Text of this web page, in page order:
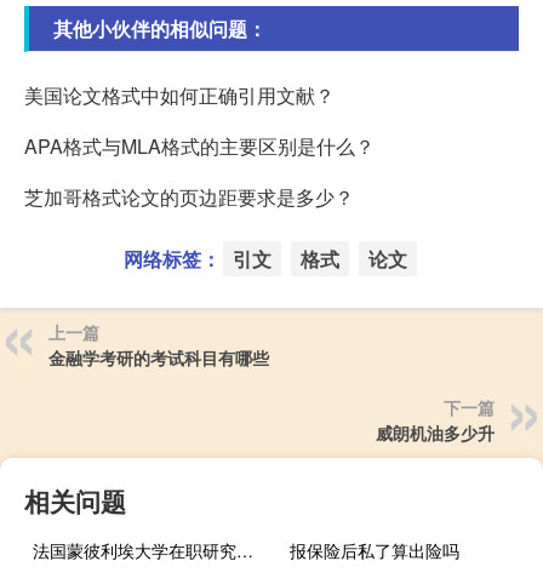
其他小伙伴的相似问题：
美国论文格式中如何正确引用文献？
APA格式与MLA格式的主要区别是什么？
芝加哥格式论文的页边距要求是多少？
网络标签： 引文 格式 论文
上一篇
金融学考研的考试科目有哪些
下一篇
威朗机油多少升
相关问题
法国蒙彼利埃大学在职研究生的学制是多久
报保险后私了算出险吗